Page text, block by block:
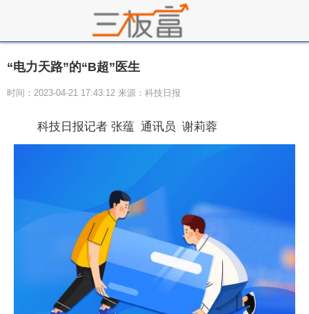
“电力天路”的“B超”医生
时间：2023-04-21 17:43:12 来源：科技日报
科技日报记者 张蕴 通讯员 谢莉蓉